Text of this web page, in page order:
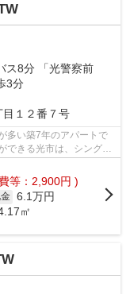
ス8分 「光警察前
3分
目１２番７号
多い築7年のアパートで
きる光市は、シングル
等：2,900円 )
6.1万円
㎡